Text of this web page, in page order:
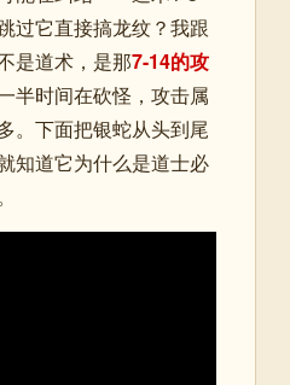
过它直接搞龙纹？我跟
是道术，是那7-14的攻
半时间在砍怪，攻击属
。下面把银蛇从头到尾
知道它为什么是道士必